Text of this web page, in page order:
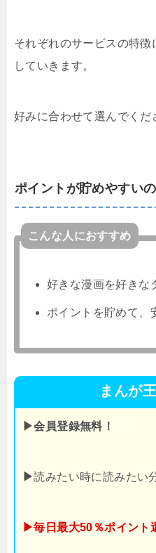
それぞれのサービスの特
していきます。
好みに合わせて選んでくだ
ポイントが貯めやすい
こんな人におすすめ
好きな漫画を好きな
ポイントを貯めて、
まんが
▶会員登録無料！
▶読みたい時に読みたい
▶毎日最大50％ポイント